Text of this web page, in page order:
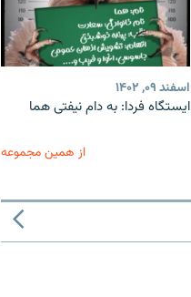
اسفند ۰۹, ۱۴۰۲
ایستگاه فردا: به دام نیفتی هما
از همین مجموعه